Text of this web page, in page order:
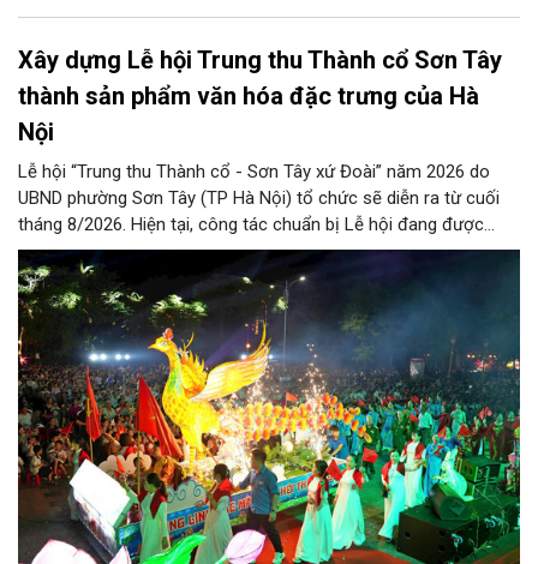
Xây dựng Lễ hội Trung thu Thành cổ Sơn Tây
thành sản phẩm văn hóa đặc trưng của Hà
Nội
Lễ hội “Trung thu Thành cổ - Sơn Tây xứ Đoài” năm 2026 do
UBND phường Sơn Tây (TP Hà Nội) tổ chức sẽ diễn ra từ cuối
tháng 8/2026. Hiện tại, công tác chuẩn bị Lễ hội đang được
chính quyền phường Sơn Tây cùng các phòng, ban, ngành, đơn
vị và 25 tổ dân phố khẩn trương triển khai, tạo khí thế sôi nổi,
sẵn sàng mang đến cho Nhân dân và du khách một mùa Trung
thu quy mô, đặc sắc và giàu bản sắc văn hóa xứ Đoài.